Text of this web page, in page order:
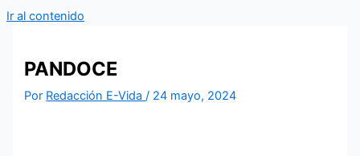
Ir al contenido
PANDOCE
Por Redacción E-Vida/ 24 mayo, 2024